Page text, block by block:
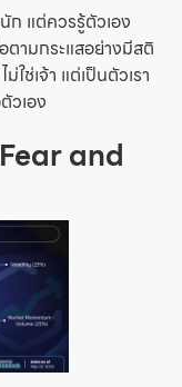
ก แต่ควรรู้ตัวเอง
ตามกระแสอย่างมีสติ
ใช่เจ้า แต่เป็นตัวเรา
วเอง
and